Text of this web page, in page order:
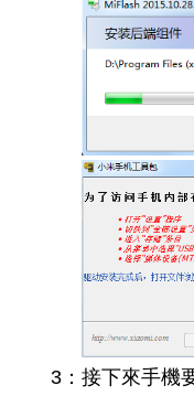
3：接下來手機